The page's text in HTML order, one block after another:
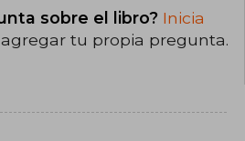
sobre el libro? Inicia
tu propia pregunta.